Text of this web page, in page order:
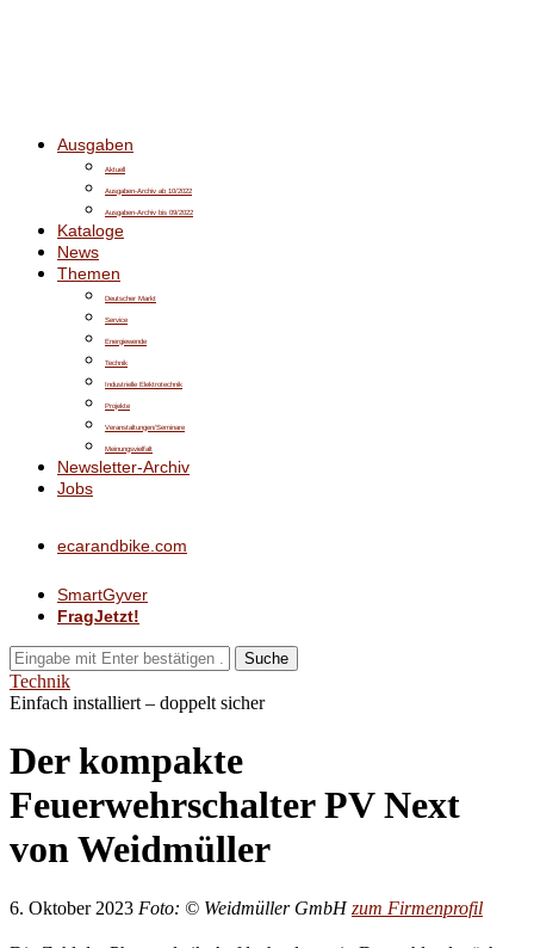
Ausgaben
Aktuell
Ausgaben-Archiv ab 10/2022
Ausgaben-Archiv bis 09/2022
Kataloge
News
Themen
Deutscher Markt
Service
Energiewende
Technik
Industrielle Elektrotechnik
Projekte
Veranstaltungen/Seminare
Meinungsvielfalt
Newsletter-Archiv
Jobs
ecarandbike.com
SmartGyver
FragJetzt!
Suche
Technik
Einfach installiert – doppelt sicher
Der kompakte
Feuerwehrschalter PV Next
von Weidmüller
6. Oktober 2023 Foto: © Weidmüller GmbH zum Firmenprofil